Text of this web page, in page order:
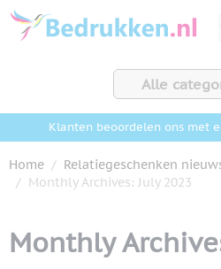
Ga naar de inhoud
Alle
Klanten beoordelen ons met
Home / Relatiegeschenken
/ Monthly Archives: July 2023
Monthly